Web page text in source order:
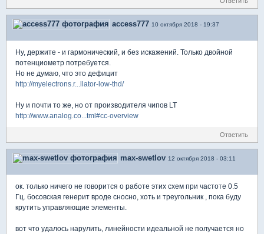
access777 10 октября 2018 - 19:37
Ну, держите - и гармонический, и без искажений. Только двойной
потенциометр потребуется.
Но не думаю, что это дефицит
http://myelectrons.r...llator-low-thd/
Ну и почти то же, но от производителя чипов LT
http://www.analog.co...tml#cc-overview
Ответить
max-swetlov 12 октября 2018 - 03:11
ок. только ничего не говорится о работе этих схем при частоте 0.5
Гц. босовская генерит вроде сносно, хоть и треугольник , пока буду
крутить управляющие элементы.
вот что удалось нарулить, линейности идеальной не получается но